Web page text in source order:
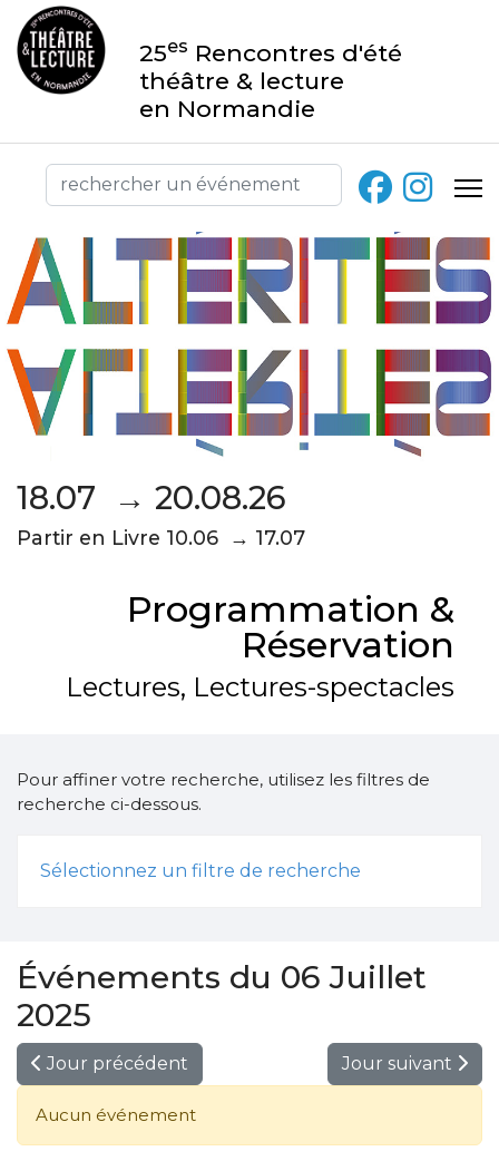
25es Rencontres d'été
théâtre & lecture
en Normandie
18.07 → 20.08.26
Partir en Livre 10.06 → 17.07
Programmation &
Réservation
Lectures, Lectures-spectacles
Pour affiner votre recherche, utilisez les filtres de
recherche ci-dessous.
Sélectionnez un filtre de recherche
Événements du 06 Juillet
2025
Jour précédent Jour suivant
Aucun événement